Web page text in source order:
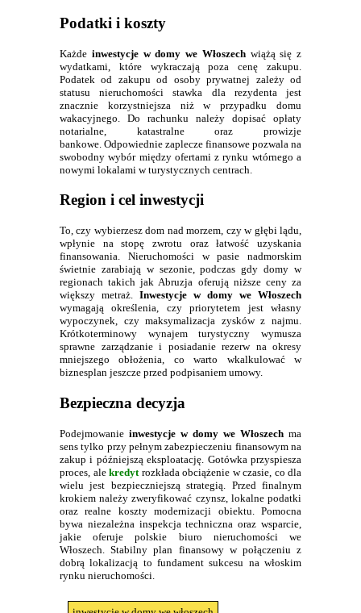
Podatki i koszty
Każde inwestycje w domy we Włoszechwiążą się z
wydatkami, które wykraczają poza cenę zakupu.
Podatek od zakupu od osoby prywatnej zależy od
statusu nieruchomości stawka dla rezydenta jest
znacznie korzystniejsza niż w przypadku domu
wakacyjnego. Do rachunku należy dopisać opłaty
notarialne, katastralne oraz prowizje
bankowe. Odpowiednie zaplecze finansowe pozwala na
swobodny wybór między ofertami z rynku wtórnego a
nowymi lokalami w turystycznych centrach.
Region i cel inwestycji
To, czy wybierzesz dom nad morzem, czy w głębi lądu,
wpłynie na stopę zwrotu oraz łatwość uzyskania
finansowania. Nieruchomości w pasie nadmorskim
świetnie zarabiają w sezonie, podczas gdy domy w
regionach takich jak Abruzja oferują niższe ceny za
większy metraż. Inwestycje w domy we Włoszech
wymagają określenia, czy priorytetem jest własny
wypoczynek, czy maksymalizacja zysków z najmu.
Krótkoterminowy wynajem turystyczny wymusza
sprawne zarządzanie i posiadanie rezerw na okresy
mniejszego obłożenia, co warto wkalkulować w
biznesplan jeszcze przed podpisaniem umowy.
Bezpieczna decyzja
Podejmowanie inwestycje w domy we Włoszech ma
sens tylko przy pełnym zabezpieczeniu finansowym na
zakup i późniejszą eksploatację. Gotówka przyspiesza
proces, ale kredyt rozkłada obciążenie w czasie, co dla
wielu jest bezpieczniejszą strategią. Przed finalnym
krokiem należy zweryfikować czynsz, lokalne podatki
oraz realne koszty modernizacji obiektu. Pomocna
bywa niezależna inspekcja techniczna oraz wsparcie,
jakie oferuje polskie biuro nieruchomości we
Włoszech. Stabilny plan finansowy w połączeniu z
dobrą lokalizacją to fundament sukcesu na włoskim
rynku nieruchomości.